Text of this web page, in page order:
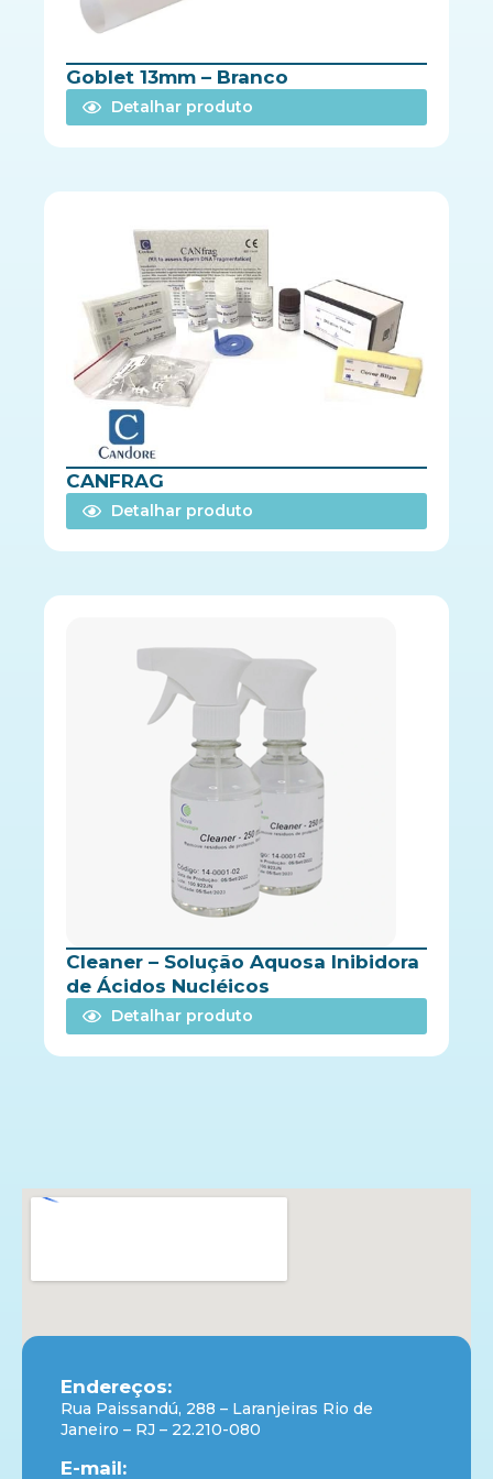
Goblet 13mm – Branco
Detalhar produto
CANFRAG
Detalhar produto
Cleaner – Solução Aquosa Inibidora
de Ácidos Nucléicos
Detalhar produto
Endereços:
Rua Paissandú, 288 – Laranjeiras Rio de
Janeiro – RJ – 22.210-080
E-mail: